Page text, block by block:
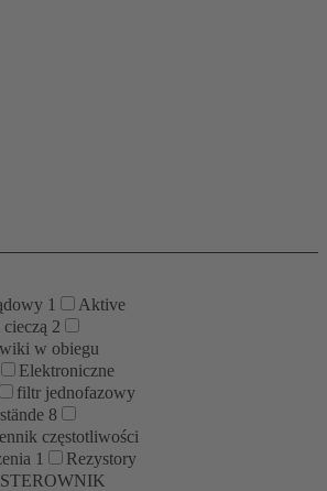
1
Aktive
2
w obiegu
Elektroniczne
filtr jednofazowy
8
częstotliwości
1
Rezystory
STEROWNIK